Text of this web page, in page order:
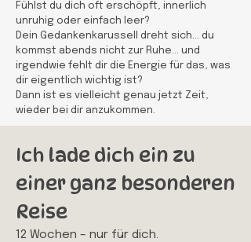
Fühlst du dich oft erschöpft, innerlich
unruhig oder einfach leer?
Dein Gedankenkarussell dreht sich… du
kommst abends nicht zur Ruhe… und
irgendwie fehlt dir die Energie für das, was
dir eigentlich wichtig ist?
Dann ist es vielleicht genau jetzt Zeit,
wieder bei dir anzukommen.
Ich lade dich ein zu
einer ganz besonderen
Reise
12 Wochen – nur für dich.